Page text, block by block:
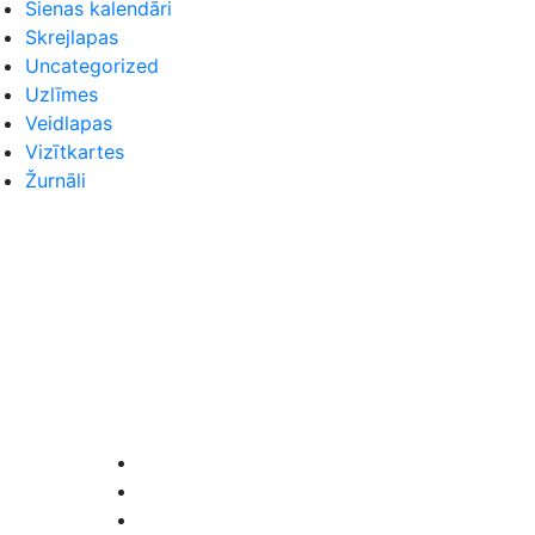
Sienas kalendāri
Skrejlapas
Uncategorized
Uzlīmes
Veidlapas
Vizītkartes
Žurnāli